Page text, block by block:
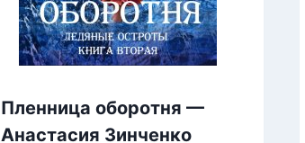
Пленница оборотня —
Анастасия Зинченко